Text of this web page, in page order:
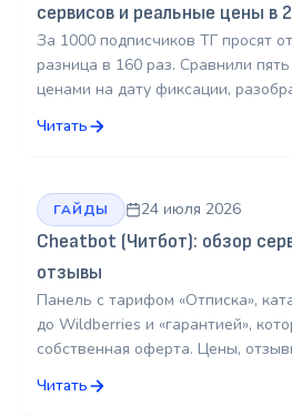
сервисов и реальные цены в
За 1000 подписчиков ТГ просят
разница в 160 раз. Сравнили
ценами на дату фиксации,
Читать
ГАЙДЫ 24 июля 2026
Cheatbot (Читбот): обзор
отзывы
Панель с тарифом «Отписка»,
до Wildberries и «гарантией»,
собственная оферта. Цены,
Читать